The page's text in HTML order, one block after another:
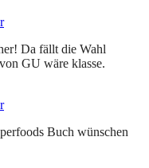
Da fällt die Wahl
GU wäre klasse.
Buch wünschen